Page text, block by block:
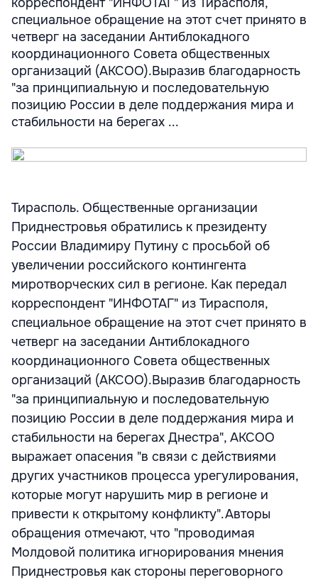
специальное обращение на этот счет принято в
четверг на заседании Антиблокадного
координационного Совета общественных
организаций (АКСОО).Выразив благодарность
"за принципиальную и последовательную
позицию России в деле поддержания мира и
стабильности на берегах ...
Тирасполь. Общественные организации
Приднестровья обратились к президенту
России Владимиру Путину с просьбой об
увеличении российского контингента
миротворческих сил в регионе. Как передал
корреспондент "ИНФОТАГ" из Тирасполя,
специальное обращение на этот счет принято в
четверг на заседании Антиблокадного
координационного Совета общественных
организаций (АКСОО).Выразив благодарность
"за принципиальную и последовательную
позицию России в деле поддержания мира и
стабильности на берегах Днестра", АКСОО
выражает опасения "в связи с действиями
других участников процесса урегулирования,
которые могут нарушить мир в регионе и
привести к открытому конфликту".Авторы
обращения отмечают, что "проводимая
Молдовой политика игнорирования мнения
Приднестровья как стороны переговорного